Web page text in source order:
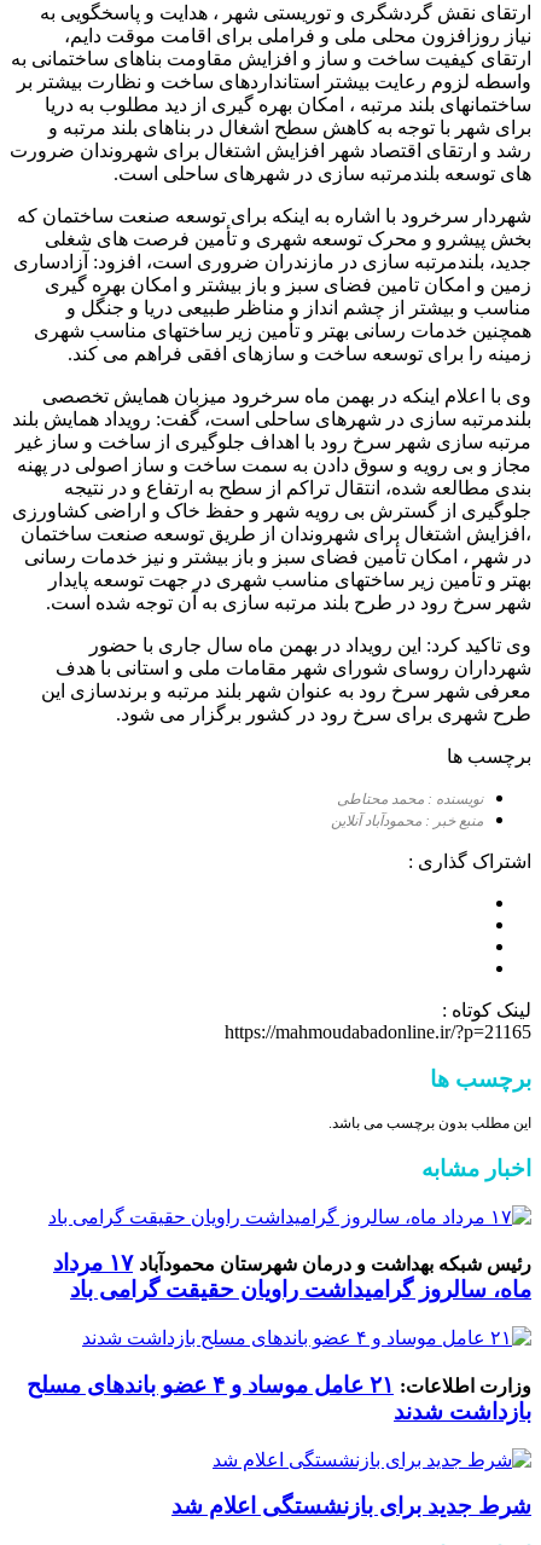
ارتقای نقش گردشگری و توریستی شهر ، هدایت و پاسخگویی به
نیاز روزافزون محلی ملی و فراملی برای اقامت موقت دایم،
ارتقای کیفیت ساخت و ساز و افزایش مقاومت بناهای ساختمانی به
واسطه لزوم رعایت بیشتر استانداردهای ساخت و نظارت بیشتر بر
ساختمانهای بلند مرتبه ، امکان بهره گیری از دید مطلوب به دریا
برای شهر با توجه به کاهش سطح اشغال در بناهای بلند مرتبه و
رشد و ارتقای اقتصاد شهر افزایش اشتغال برای شهروندان ضرورت
های توسعه بلندمرتبه سازی در شهرهای ساحلی است.
شهردار سرخرود با اشاره به اینکه برای توسعه صنعت ساختمان که
بخش پیشرو و محرک توسعه شهری و تأمین فرصت های شغلی
جدید، بلندمرتبه سازی در مازندران ضروری است، افزود: آزادساری
زمین و امکان تامین فضای سبز و باز بیشتر و امکان بهره گیری
مناسب و بیشتر از چشم انداز و مناظر طبیعی دریا و جنگل و
همچنین خدمات رسانی بهتر و تأمین زیر ساختهای مناسب شهری
زمینه را برای توسعه ساخت و سازهای افقی فراهم می کند.
وی با اعلام اینکه در بهمن ماه سرخرود میزبان همایش تخصصی
بلندمرتبه سازی در شهرهای ساحلی است، گفت: رویداد همایش بلند
مرتبه سازی شهر سرخ رود با اهداف جلوگیری از ساخت و ساز غیر
مجاز و بی رویه و سوق دادن به سمت ساخت و ساز اصولی در پهنه
بندی مطالعه شده، انتقال تراکم از سطح به ارتفاع و در نتیجه
جلوگیری از گسترش بی رویه شهر و حفظ خاک و اراضی کشاورزی
،افزایش اشتغال برای شهروندان از طریق توسعه صنعت ساختمان
در شهر ، امکان تأمین فضای سبز و باز بیشتر و نیز خدمات رسانی
بهتر و تأمین زیر ساختهای مناسب شهری در جهت توسعه پایدار
شهر سرخ رود در طرح بلند مرتبه سازی به آن توجه شده است.
وی تاکید کرد: این رویداد در بهمن ماه سال جاری با حضور
شهرداران روسای شورای شهر مقامات ملی و استانی با هدف
معرفی شهر سرخ رود به عنوان شهر بلند مرتبه و برندسازی این
طرح شهری برای سرخ رود در کشور برگزار می شود.
برچسب ها
نویسنده : محمد محتاطی
منبع خبر : محمودآباد آنلاین
اشتراک گذاری :
لینک کوتاه :
https://mahmoudabadonline.ir/?p=21165
برچسب ها
این مطلب بدون برچسب می باشد.
اخبار مشابه
رئیس شبکه بهداشت و درمان شهرستان محمودآباد
۱۷ مرداد
ماه، سالروز گرامیداشت راویان حقیقت گرامی باد
وزارت اطلاعات:
۲۱ عامل موساد و ۴ عضو باند‌های مسلح
بازداشت شدند
شرط جدید برای بازنشستگی اعلام شد